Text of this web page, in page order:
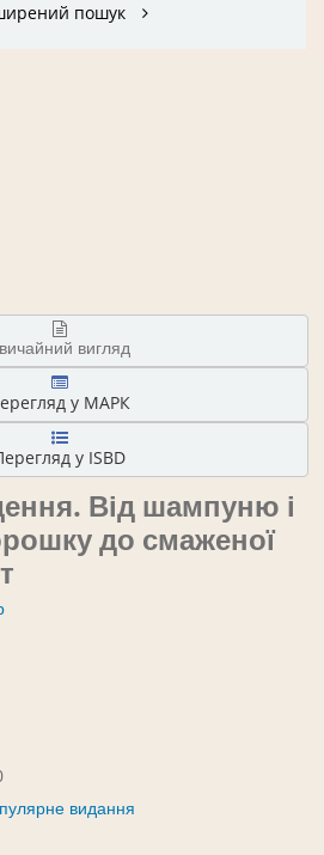
пошук
вигляд
у МАРК
у ISBD
Від шампуню і
до смаженої
видання